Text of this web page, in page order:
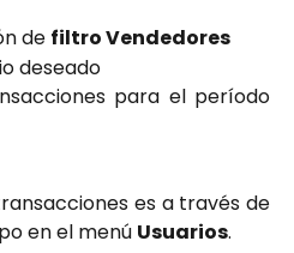
de filtro Vendedores
deseado
para el período
es a través de
en el menú Usuarios.